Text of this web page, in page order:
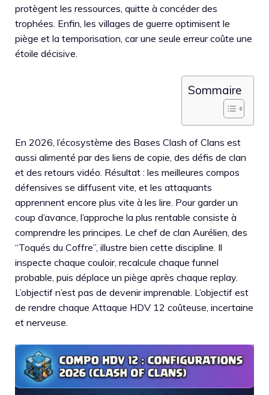
protègent les ressources, quitte à concéder des
trophées. Enfin, les villages de guerre optimisent le
piège et la temporisation, car une seule erreur coûte une
étoile décisive.
Sommaire
En 2026, l’écosystème des Bases Clash of Clans est
aussi alimenté par des liens de copie, des défis de clan
et des retours vidéo. Résultat : les meilleures compos
défensives se diffusent vite, et les attaquants
apprennent encore plus vite à les lire. Pour garder un
coup d’avance, l’approche la plus rentable consiste à
comprendre les principes. Le chef de clan Aurélien, des
“Toqués du Coffre”, illustre bien cette discipline. Il
inspecte chaque couloir, recalcule chaque funnel
probable, puis déplace un piège après chaque replay.
L’objectif n’est pas de devenir imprenable. L’objectif est
de rendre chaque Attaque HDV 12 coûteuse, incertaine
et nerveuse.